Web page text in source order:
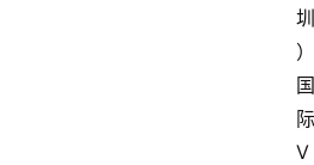
圳
）
国
际
V